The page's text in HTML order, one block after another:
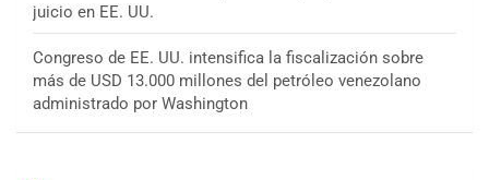
juicio en EE. UU.
Congreso de EE. UU. intensifica la fiscalización sobre
más de USD 13.000 millones del petróleo venezolano
administrado por Washington